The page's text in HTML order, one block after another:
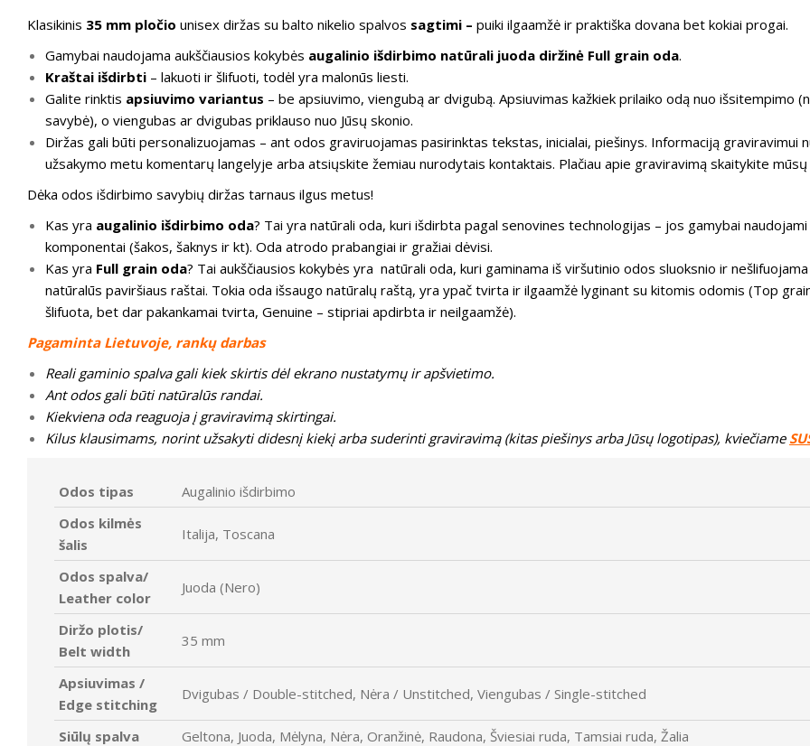
Klasikinis 35 mm pločio unisex diržas su balto nikelio spalvos sagtimi – puiki ilgaamžė ir praktiška dovana bet kokiai progai.
Gamybai naudojama aukščiausios kokybės augalinio išdirbimo natūrali juoda diržinė Full grain oda.
Kraštai išdirbti – lakuoti ir šlifuoti, todėl yra malonūs liesti.
Galite rinktis apsiuvimo variantus – be apsiuvimo, viengubą ar dvigubą. Apsiuvimas kažkiek prilaiko odą nuo išsitempimo
savybė), o viengubas ar dvigubas priklauso nuo Jūsų skonio.
Diržas gali būti personalizuojamas – ant odos graviruojamas pasirinktas tekstas, inicialai, piešinys. Informaciją graviravimui
užsakymo metu komentarų langelyje arba atsiųskite žemiau nurodytais kontaktais. Plačiau apie graviravimą skaitykite mūsų
Dėka odos išdirbimo savybių diržas tarnaus ilgus metus!
Kas yra augalinio išdirbimo oda? Tai yra natūrali oda, kuri išdirbta pagal senovines technologijas – jos gamybai
komponentai (šakos, šaknys ir kt). Oda atrodo prabangiai ir gražiai dėvisi.
Kas yra Full grain oda? Tai aukščiausios kokybės yra natūrali oda, kuri gaminama iš viršutinio odos sluoksnio ir
natūralūs paviršiaus raštai. Tokia oda išsaugo natūralų raštą, yra ypač tvirta ir ilgaamžė lyginant su kitomis odomis (Top
šlifuota, bet dar pakankamai tvirta, Genuine – stipriai apdirbta ir neilgaamžė).
Pagaminta Lietuvoje, rankų darbas
Reali gaminio spalva gali kiek skirtis dėl ekrano nustatymų ir apšvietimo.
Ant odos gali būti natūralūs randai.
Kiekviena oda reaguoja į graviravimą skirtingai.
Kilus klausimams, norint užsakyti didesnį kiekį arba suderinti graviravimą (kitas piešinys arba Jūsų logotipas), kviečiame
Odos tipas
Augalinio išdirbimo
Odos kilmės
šalis
Italija, Toscana
Odos spalva/
Leather color
Juoda (Nero)
Diržo plotis/
Belt width
35 mm
Apsiuvimas /
Edge stitching
Dvigubas / Double-stitched, Nėra / Unstitched, Viengubas / Single-stitched
Siūlų spalva
Geltona, Juoda, Mėlyna, Nėra, Oranžinė, Raudona, Šviesiai ruda, Tamsiai ruda, Žalia